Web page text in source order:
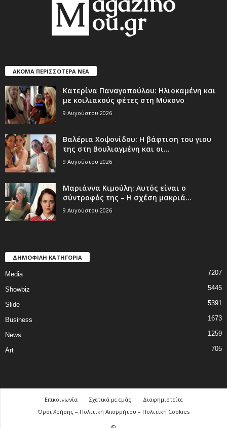
ΑΚΟΜΑ ΠΕΡΙΣΣΟΤΕΡΑ ΝΕΑ
Κατερίνα Παναγοπούλου: Ηλιοκαμένη και
με κοιλιακούς φέτες στη Μύκονο
9 Αυγούστου 2026
Βαλέρια Χοψονίδου: Η βάφτιση του γιου
της στη Βουλιαγμένη και οι...
9 Αυγούστου 2026
Μαριάννα Κιμούλη: Αυτός είναι ο
σύντροφός της – Η σχέση μακριά...
9 Αυγούστου 2026
ΔΗΜΟΦΙΛΗ ΚΑΤΗΓΟΡΙΑ
Media 7207
Showbiz 5445
Slide 5391
Business 1673
News 1259
Art 705
Επικοινωνία Σχετικά με εμάς
Διαφημιστείτε
Όροι Χρήσης – Πολιτική Απορρήτου – Πολιτική Cookies